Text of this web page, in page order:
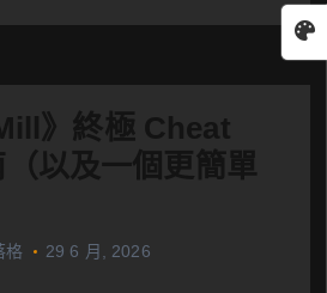
》終極 Cheat
以及一個更簡單
格 29 6 月, 2026